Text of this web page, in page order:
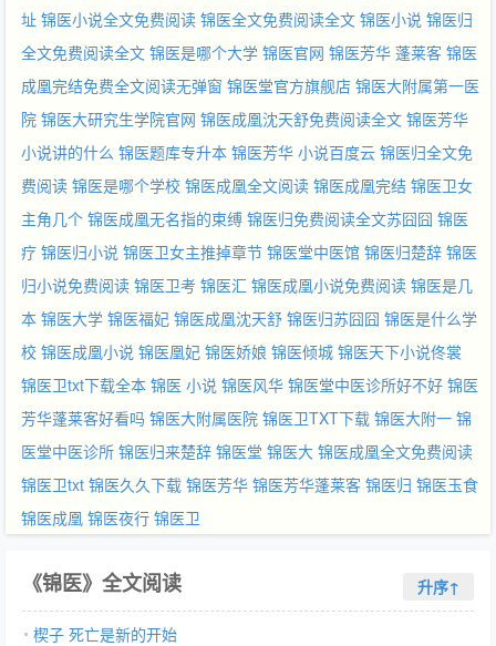
址 锦医小说全文免费阅读 锦医全文免费阅读全文 锦医小说 锦医归
全文免费阅读全文 锦医是哪个大学 锦医官网 锦医芳华 蓬莱客 锦医
成凰完结免费全文阅读无弹窗 锦医堂官方旗舰店 锦医大附属第一医
院 锦医大研究生学院官网 锦医成凰沈天舒免费阅读全文 锦医芳华
小说讲的什么 锦医题库专升本 锦医芳华 小说百度云 锦医归全文免
费阅读 锦医是哪个学校 锦医成凰全文阅读 锦医成凰完结 锦医卫女
主角几个 锦医成凰无名指的束缚 锦医归免费阅读全文苏囧囧 锦医
疗 锦医归小说 锦医卫女主推掉章节 锦医堂中医馆 锦医归楚辞 锦医
归小说免费阅读 锦医卫考 锦医汇 锦医成凰小说免费阅读 锦医是几
本 锦医大学 锦医福妃 锦医成凰沈天舒 锦医归苏囧囧 锦医是什么学
校 锦医成凰小说 锦医凰妃 锦医娇娘 锦医倾城 锦医天下小说佟裳
锦医卫txt下载全本 锦医 小说 锦医风华 锦医堂中医诊所好不好 锦医
芳华蓬莱客好看吗 锦医大附属医院 锦医卫TXT下载 锦医大附一 锦
医堂中医诊所 锦医归来楚辞 锦医堂 锦医大 锦医成凰全文免费阅读
锦医卫txt 锦医久久下载 锦医芳华 锦医芳华蓬莱客 锦医归 锦医玉食
锦医成凰 锦医夜行 锦医卫
《锦医》全文阅读 升序↑
楔子 死亡是新的开始